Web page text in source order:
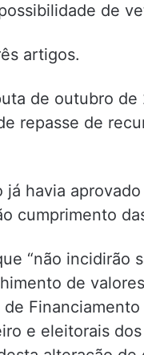
de
artigos.
de outubro
repasse de
havia
cumprimento
“não incidirão
de
e eleitorais